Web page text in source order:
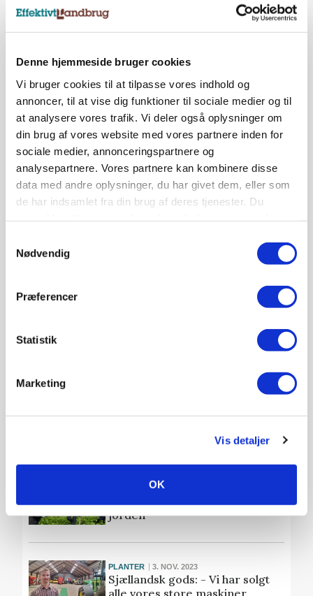
Denne hjemmeside bruger cookies
Vi bruger cookies til at tilpasse vores indhold og
annoncer, til at vise dig funktioner til sociale medier og til
at analysere vores trafik. Vi deler også oplysninger om
din brug af vores website med vores partnere inden for
sociale medier, annonceringspartnere og
analysepartnere. Vores partnere kan kombinere disse
data med andre oplysninger, du har givet dem, eller som
de har indsamlet fra din brug af deres tjenester. Du
Nødvendig
Præferencer
Statistik
Marketing
Vis detaljer
OK
SPONSORERET INDHOLD 4. DEC. 2023
Familien Staugaard Bertram
Pöttingergrej: - Der er virkelig
noget jern i det
AGRITECHNICA 15. NOV. 2023
Matador er klar til marken
Annonce
Stor bredde i nyhedsstrømmen
ARRANGEMENT
jorden
PLANTER 3. NOV. 2023
Sjællandsk gods: - Vi har solgt
alle vores store maskiner